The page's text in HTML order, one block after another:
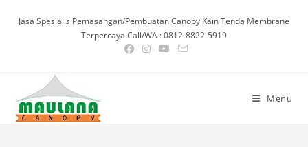
Jasa Spesialis Pemasangan/Pembuatan Canopy Kain Tenda Membrane
Terpercaya Call/WA : 0812-8822-5919
Menu